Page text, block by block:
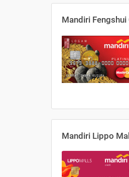
Mandiri Fengshui
Mandiri Lippo